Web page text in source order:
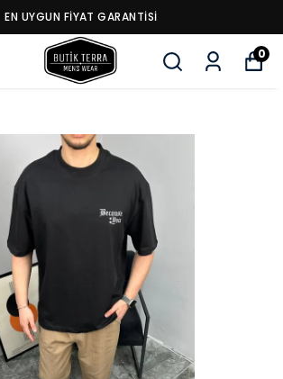
EN UYGUN FİYAT GARANTİSİ
0